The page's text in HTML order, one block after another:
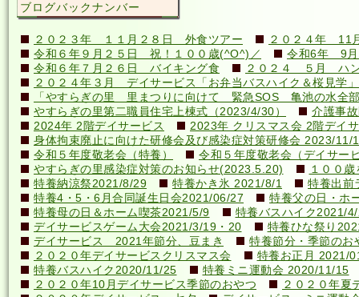
ブログバックナンバー
２０２３年 １１月２８日 外食ツアー
２０２４年 11
令和６年９月２５日 祝！１００歳(^O^)／
令和6年 9
令和６年７月２６日 バイキング食
２０２４ ５月 ハ
２０２４年３月 デイサービス「お弁当バスハイク＆桜見学」
「やすらぎの里 里まつりに向けて 緊急SOS 亀池の水全
やすらぎの里第二職員住宅上棟式（2023/4/30）
介護事
2024年 2階デイサービス
2023年 クリスマス会 2階デイ
身体拘束廃止に向けた研修会及び感染症対策研修会 2023/11/
令和５年度敬老会（特養）
令和５年度敬老会（デイサー
やすらぎの里感染症対策のお知らせ(2023.5.20)
１００
特養納涼祭2021/8/29
特養かき氷 2021/8/1
特養出前
特養4・5・6月合同誕生日会2021/06/27
特養父の日・ホ
特養母の日＆ホーム喫茶2021/5/9
特養バスハイク2021/
デイサービスゲーム大会2021/3/19・20
特養ひな祭り
デイサービス 2021年節分、豆まき
特養節分・季節の
２０２０年デイサービスクリスマス会
特養お正月 2021/
特養バスハイク2020/11/25
特養ミニ運動会 2020/11/15
２０２０年10月デイサービス季節のおやつ
２０２０年夏